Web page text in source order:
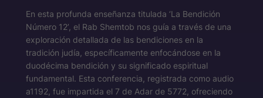
En esta profunda enseñanza titulada ‘La Bendición
Número 12’, el Rab Shemtob nos guía a través de una
exploración detallada de las bendiciones en la
tradición judía, específicamente enfocándose en la
duodécima bendición y su significado espiritual
fundamental. Esta conferencia, registrada como audio
a1192, fue impartida el 7 de Adar de 5772, ofreciendo